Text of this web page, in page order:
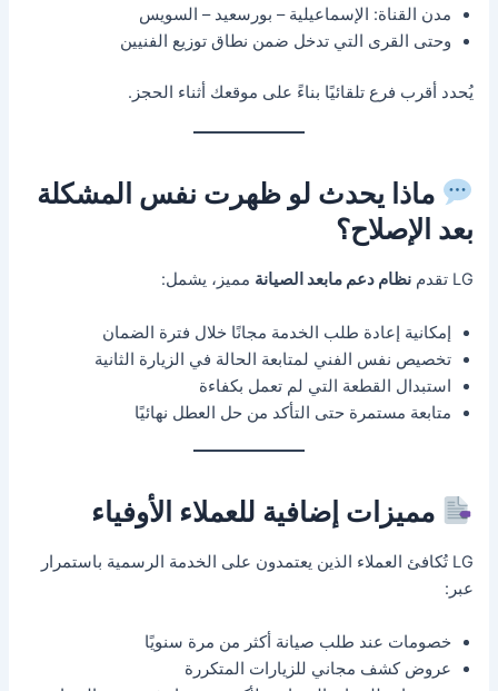
مدن القناة: الإسماعيلية – بورسعيد – السويس
وحتى القرى التي تدخل ضمن نطاق توزيع الفنيين
يُحدد أقرب فرع تلقائيًا بناءً على موقعك أثناء الحجز.
ماذا يحدث لو ظهرت نفس المشكلة
بعد الإصلاح؟
LG تقدم نظام دعم مابعد الصيانة مميز، يشمل:
إمكانية إعادة طلب الخدمة مجانًا خلال فترة الضمان
تخصيص نفس الفني لمتابعة الحالة في الزيارة الثانية
استبدال القطعة التي لم تعمل بكفاءة
متابعة مستمرة حتى التأكد من حل العطل نهائيًا
مميزات إضافية للعملاء الأوفياء
LG تُكافئ العملاء الذين يعتمدون على الخدمة الرسمية باستمرار
عبر:
خصومات عند طلب صيانة أكثر من مرة سنويًا
عروض كشف مجاني للزيارات المتكررة